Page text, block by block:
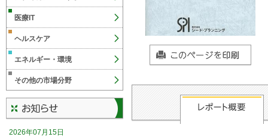
医療IT
ヘルスケア
エネルギー・環境
その他の市場分野
2026年07月15日